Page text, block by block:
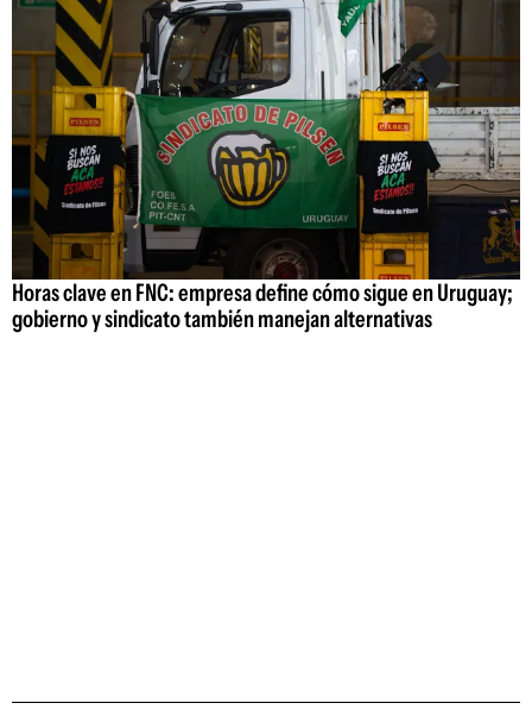
Horas clave en FNC: empresa define cómo sigue en Uruguay;
gobierno y sindicato también manejan alternativas